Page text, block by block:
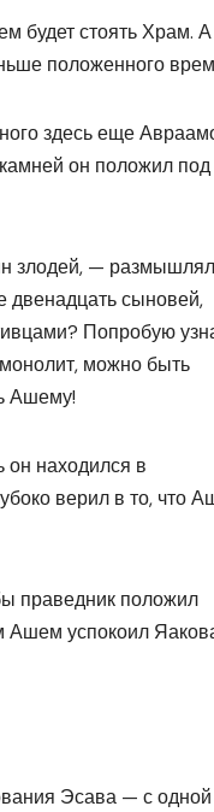
будет стоять Храм.
положенного
здесь еще
он положил под
злодей, — размышлял
сыновей,
Попробую
можно быть
Ашему!
он находился в
верил в то, что
праведник положил
Ашем успокоил
Эсава — с одной